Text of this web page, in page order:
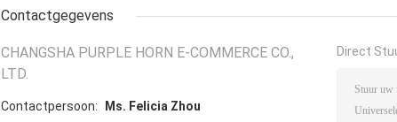
Contactgegevens
CHANGSHA PURPLE HORN E-COMMERCE CO.,
LTD.
Contactpersoon:
Ms. Felicia Zhou
Direct